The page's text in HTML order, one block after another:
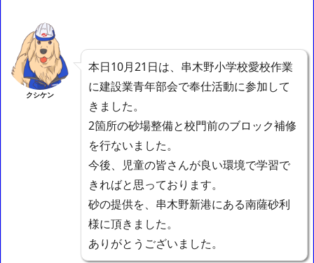
クシケン
本日10月21日は、串木野小学校愛校作業
に建設業青年部会で奉仕活動に参加して
きました。
2箇所の砂場整備と校門前のブロック補修
を行ないました。
今後、児童の皆さんが良い環境で学習で
きればと思っております。
砂の提供を、串木野新港にある南薩砂利
様に頂きました。
ありがとうございました。